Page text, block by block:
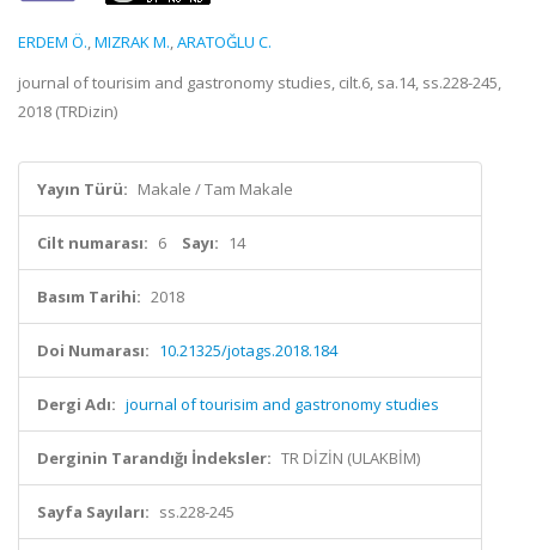
ERDEM Ö.,MIZRAK M.,ARATOĞLU C.
journal of tourisim and gastronomy studies, cilt.6, sa.14, ss.228-245,
2018 (TRDizin)
Yayın Türü: Makale / Tam Makale
Cilt numarası: 6 Sayı: 14
Basım Tarihi: 2018
Doi Numarası: 10.21325/jotags.2018.184
Dergi Adı: journal of tourisim and gastronomy studies
Derginin Tarandığı İndeksler: TR DİZİN (ULAKBİM)
Sayfa Sayıları: ss.228-245